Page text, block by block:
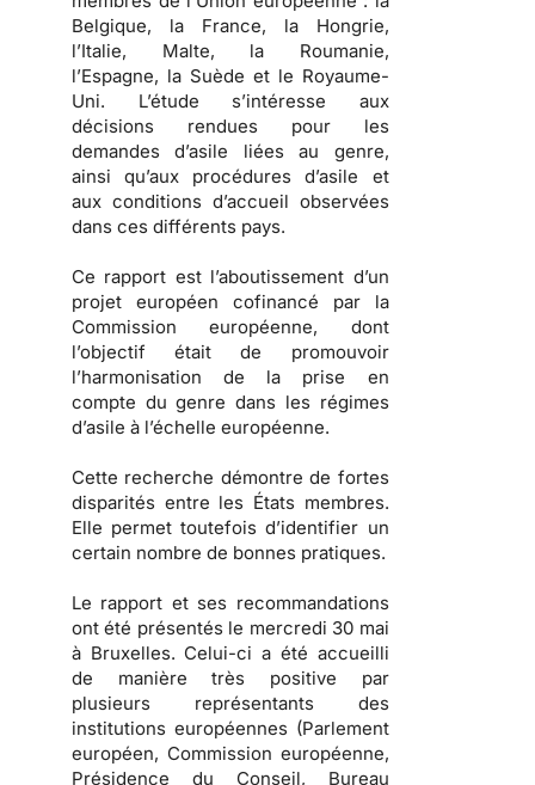
Belgique, la France, la Hongrie,
l’Italie, Malte, la Roumanie,
l’Espagne, la Suède et le Royaume-
Uni. L’étude s’intéresse aux
décisions rendues pour les
demandes d’asile liées au genre,
ainsi qu’aux procédures d’asile et
aux conditions d’accueil observées
dans ces différents pays.
Ce rapport est l’aboutissement d’un
projet européen cofinancé par la
Commission européenne, dont
l’objectif était de promouvoir
l’harmonisation de la prise en
compte du genre dans les régimes
d’asile à l’échelle européenne.
Cette recherche démontre de fortes
disparités entre les États membres.
Elle permet toutefois d’identifier un
certain nombre de bonnes pratiques.
Le rapport et ses recommandations
ont été présentés le mercredi 30 mai
à Bruxelles. Celui-ci a été accueilli
de manière très positive par
plusieurs représentants des
institutions européennes (Parlement
européen, Commission européenne,
Présidence du Conseil, Bureau